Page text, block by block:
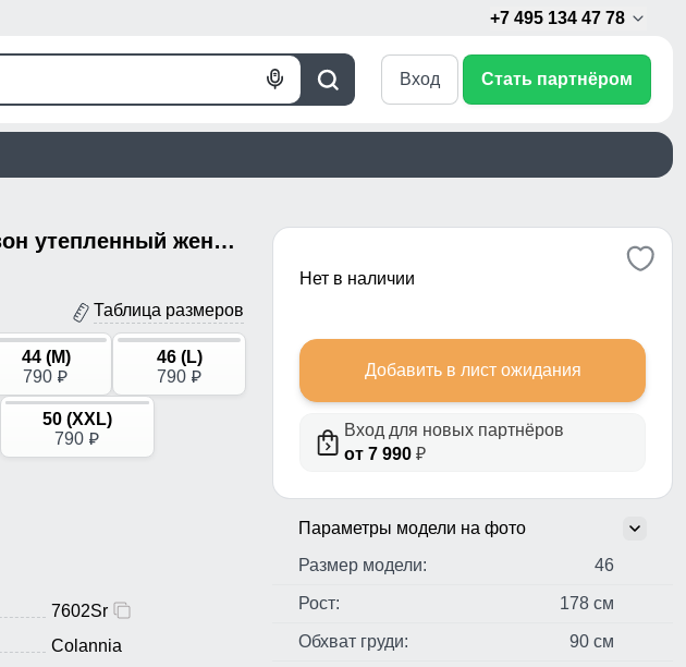
+7 495 134 47 78
Поиск
Голосовой
Вход Стать партнёром
Полукомбинезон утепленный женский зимний горнолыжный серого цвета 7602Sr
Таблица размеров
44 (M)
790 p
46 (L)
790 p
50 (XXL)
790 p
7602Sr
Colannia
Нет в наличии
Добавить в лист ожидания
Вход для новых партнёров
от 7 990 ₽
Параметры модели на фото
Размер модели:
46
Рост: 178 см
Обхват груди: 90 см